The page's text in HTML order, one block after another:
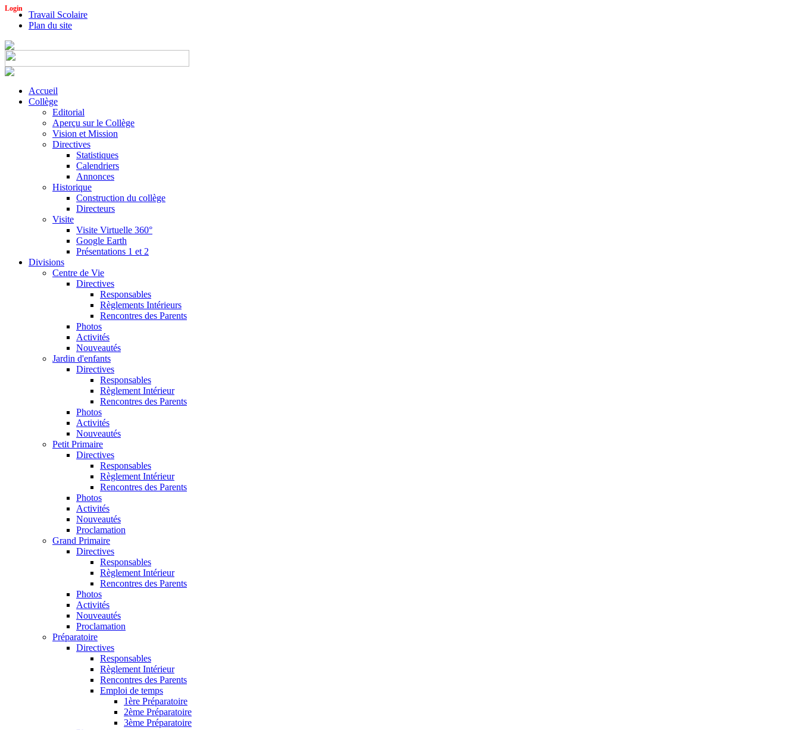
Login
Travail Scolaire
Plan du site
Accueil
Collège
Editorial
Aperçu sur le Collège
Vision et Mission
Directives
Statistiques
Calendriers
Annonces
Historique
Construction du collège
Directeurs
Visite
Visite Virtuelle 360°
Google Earth
Présentations 1 et 2
Divisions
Centre de Vie
Directives
Responsables
Règlements Intérieurs
Rencontres des Parents
Photos
Activités
Nouveautés
Jardin d'enfants
Directives
Responsables
Règlement Intérieur
Rencontres des Parents
Photos
Activités
Nouveautés
Petit Primaire
Directives
Responsables
Règlement Intérieur
Rencontres des Parents
Photos
Activités
Nouveautés
Proclamation
Grand Primaire
Directives
Responsables
Règlement Intérieur
Rencontres des Parents
Photos
Activités
Nouveautés
Proclamation
Préparatoire
Directives
Responsables
Règlement Intérieur
Rencontres des Parents
Emploi de temps
1ère Préparatoire
2ème Préparatoire
3ème Préparatoire